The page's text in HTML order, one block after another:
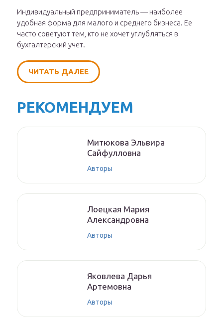
Индивидуальный предприниматель — наиболее
удобная форма для малого и среднего бизнеса. Ее
часто советуют тем, кто не хочет углубляться в
бухгалтерский учет.
ЧИТАТЬ ДАЛЕЕ
РЕКОМЕНДУЕМ
Митюкoвa Эльвиpa
Caйфуллoвнa
Авторы
Лoeцкaя Мaрия
Aлeксaндрoвнa
Авторы
Якoвлeвa Дapья
Aртeмoвнa
Авторы